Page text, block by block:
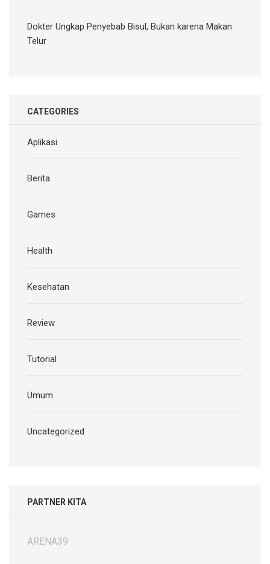
Dokter Ungkap Penyebab Bisul, Bukan karena Makan
Telur
CATEGORIES
Aplikasi
Berita
Games
Health
Kesehatan
Review
Tutorial
Umum
Uncategorized
PARTNER KITA
ARENA39